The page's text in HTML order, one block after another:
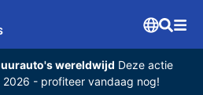
wereldwijd Deze actie
2026 - profiteer vandaag nog!